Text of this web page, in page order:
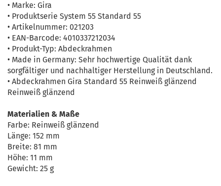
• Marke: Gira
• Produktserie System 55 Standard 55
• Artikelnummer: 021203
• EAN-Barcode: 4010337212034
• Produkt-Typ: Abdeckrahmen
• Made in Germany: Sehr hochwertige Qualität dank
sorgfältiger und nachhaltiger Herstellung in Deutschland.
• Abdeckrahmen Gira Standard 55 Reinweiß glänzend
Reinweiß glänzend
Materialien & Maße
Farbe: Reinweiß glänzend
Länge: 152 mm
Breite: 81 mm
Höhe: 11 mm
Gewicht: 25 g